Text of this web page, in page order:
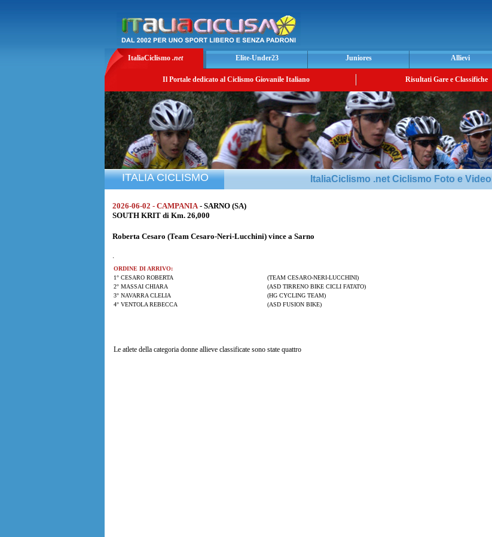
ItaliaCiclismo .net Elite-Under23 Juniores Allievi
Il Portale dedicato al Ciclismo Giovanile Italiano Risultati Gare e Classifiche
ITALIA CICLISMO ItaliaCiclismo .net Ciclismo Foto e Video
2026-06-02 - CAMPANIA - SARNO (SA)
SOUTH KRIT di Km. 26,000
Roberta Cesaro (Team Cesaro-Neri-Lucchini) vince a Sarno
.
ORDINE DI ARRIVO:
1° CESARO ROBERTA
(TEAM CESARO-NERI-LUCCHINI)
2° MASSAI CHIARA
(ASD TIRRENO BIKE CICLI FATATO)
3° NAVARRA CLELIA
(HG CYCLING TEAM)
4° VENTOLA REBECCA
(ASD FUSION BIKE)
Le atlete della categoria donne allieve classificate sono state quattro